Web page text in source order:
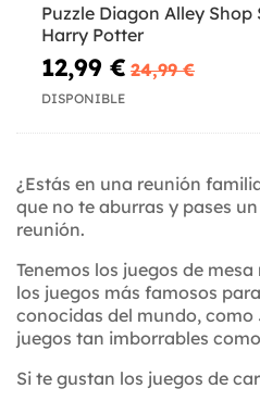
Puzzle Diagon Alley Shop
Harry Potter
12,99 € 24,99 €
DISPONIBLE
¿Estás en una reunión
que no te aburras y pases
reunión.
Tenemos los juegos de
los juegos más famosos
conocidas del mundo, como
juegos tan imborrables
Si te gustan los juegos de